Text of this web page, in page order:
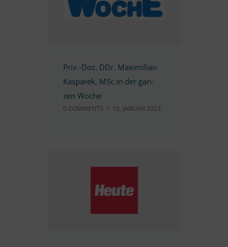
Priv.-Doz. DDr. Ma­xi­mi­lian
Kas­pa­rek, MSc in der gan­
zen Woche
0 COMM­ENTS / 18. JA­NUAR 2023